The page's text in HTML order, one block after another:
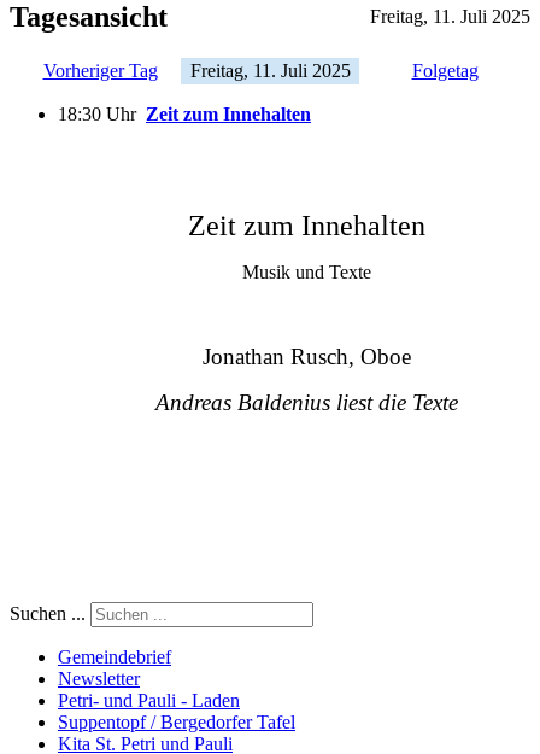
Tagesansicht Freitag, 11. Juli 2025
Vorheriger Tag Freitag, 11. Juli 2025 Folgetag
18:30 Uhr Zeit zum Innehalten
Zeit zum Innehalten
Musik und Texte
Jonathan Rusch, Oboe
Andreas Baldenius liest die Texte
Suchen ...
Gemeindebrief
Newsletter
Petri- und Pauli - Laden
Suppentopf / Bergedorfer Tafel
Kita St. Petri und Pauli